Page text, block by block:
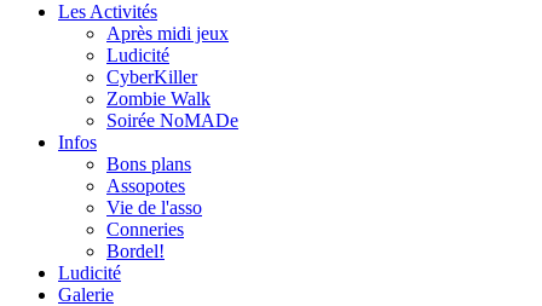
Les Activités
Après midi jeux
Ludicité
CyberKiller
Zombie Walk
Soirée NoMADe
Infos
Bons plans
Assopotes
Vie de l'asso
Conneries
Bordel!
Ludicité
Galerie